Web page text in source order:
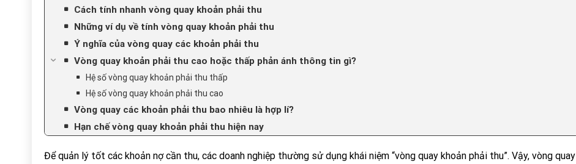
Cách tính nhanh vòng quay khoản phải thu
Những ví dụ về tính vòng quay khoản phải thu
Ý nghĩa của vòng quay các khoản phải thu
Vòng quay khoản phải thu cao hoặc thấp phản ánh thông tin gì?
Hệ số vòng quay khoản phải thu thấp
Hệ số vòng quay khoản phải thu cao
Vòng quay các khoản phải thu bao nhiêu là hợp lí?
Hạn chế vòng quay khoản phải thu hiện nay
Để quản lý tốt các khoản nợ cần thu, các doanh nghiệp thường sử dụng khái niệm “vòng quay khoản phải thu”. Vậy, vòng quay